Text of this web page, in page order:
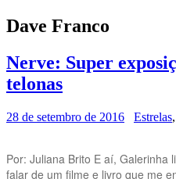
Dave Franco
Nerve: Super
telonas
28 de setembro de 2016 Estrelas,
Por: Juliana Brito E aí, Galerinha
falar de um filme e livro que me